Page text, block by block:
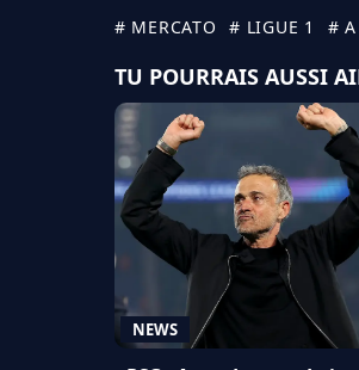
# MERCATO # LIGUE 1 # A
TU POURRAIS AUSSI
NEWS